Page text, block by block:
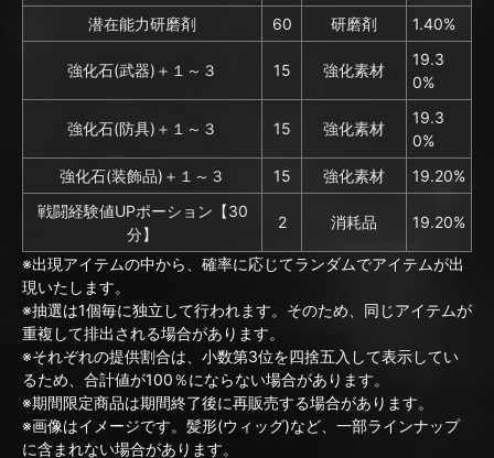
潜在能力研磨剤
60 研磨剤 1.40%
強化石(武器)＋１～３ 15 強化素材
19.3
0%
強化石(防具)＋１～３ 15 強化素材
19.3
0%
強化石(装飾品)＋１～３
15 強化素材
19.20%
戦闘経験値UPポーション【30
分】
2 消耗品 19.20%
※出現アイテムの中から、確率に応じてランダムでアイテムが出
現いたします。
※抽選は1個毎に独立して行われます。そのため、同じアイテムが
重複して排出される場合があります。
※それぞれの提供割合は、小数第3位を四捨五入して表示してい
るため、合計値が100％にならない場合があります。
※期間限定商品は期間終了後に再販売する場合があります。
※画像はイメージです。髪形(ウィッグ)など、一部ラインナップ
に含まれない場合があります。